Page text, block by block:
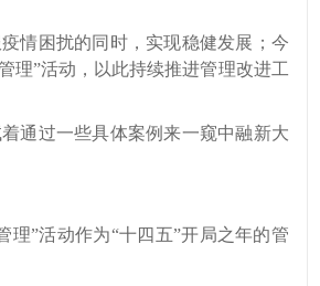
情困扰的同时，实现稳健发展；今
理”活动，以此持续推进管理改进工
通过一些具体案例来一窥中融新大
”活动作为“十四五”开局之年的管